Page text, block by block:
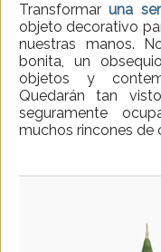
Transformaruna
objeto decorativo
nuestras manos.
bonita, un
objetos y
Quedarán tan
seguramente
muchos rincones de